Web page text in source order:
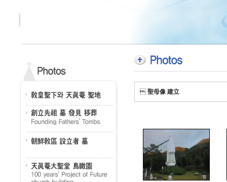
 聖母像 建立